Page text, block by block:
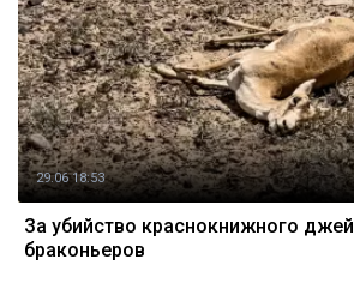
29.06 18:53
За убийство краснокнижного
браконьеров